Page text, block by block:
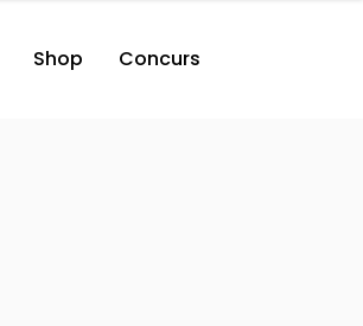
Shop Concurs